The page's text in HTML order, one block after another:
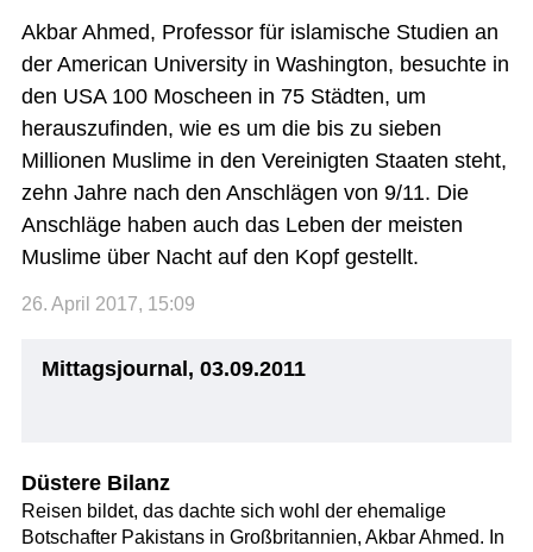
Akbar Ahmed, Professor für islamische Studien an
der American University in Washington, besuchte in
den USA 100 Moscheen in 75 Städten, um
herauszufinden, wie es um die bis zu sieben
Millionen Muslime in den Vereinigten Staaten steht,
zehn Jahre nach den Anschlägen von 9/11. Die
Anschläge haben auch das Leben der meisten
Muslime über Nacht auf den Kopf gestellt.
26. April 2017, 15:09
Mittagsjournal, 03.09.2011
Düstere Bilanz
Reisen bildet, das dachte sich wohl der ehemalige
Botschafter Pakistans in Großbritannien, Akbar Ahmed. In